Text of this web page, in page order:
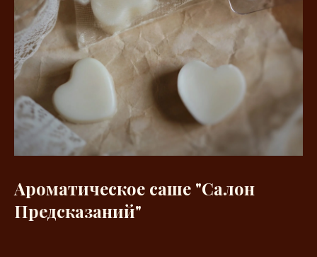
Ароматическое саше "Салон
Предсказаний"